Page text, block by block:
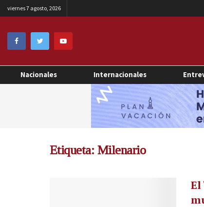
viernes 7 agosto, 2026
Nacionales Internacionales
Etiqueta: Milenario
El